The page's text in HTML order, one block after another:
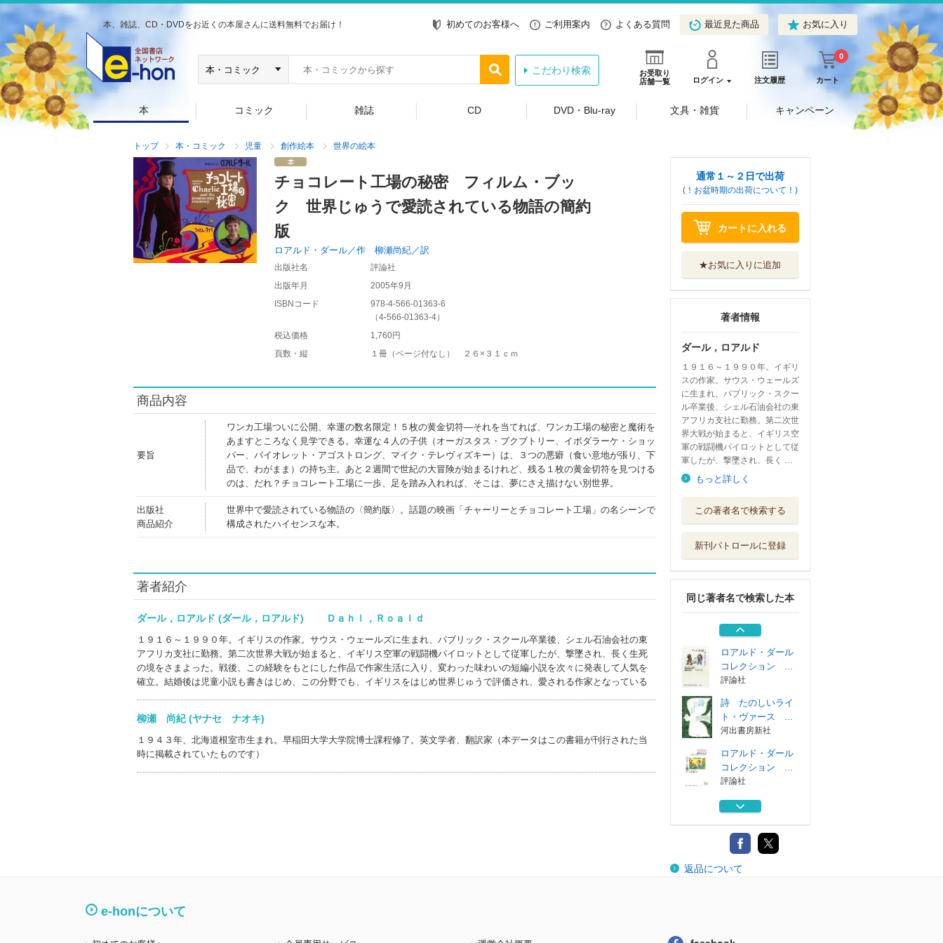
本、雑誌、CD・DVDをお近くの本屋さんに送料無料でお届け！ 初めてのお客様へ ご利用案内 よくある質問 最近見た商品 お気に入り
お受取り
店舗一覧
ログイン 注文履歴 カート
0
こだわり検索
本 コミック 雑誌 CD DVD・Blu-ray 文具・雑貨 キャンペーン
トップ 本・コミック 児童 創作絵本 世界の絵本
チョコレート工場の秘密 フィルム・ブッ
ク 世界じゅうで愛読されている物語の簡約
版
ロアルド・ダール／作 柳瀬尚紀／訳
出版社名
評論社
出版年月
2005年9月
ISBNコード
978-4-566-01363-6
（4-566-01363-4）
税込価格
1,760円
頁数・縦
１冊（ページ付なし） ２６×３１ｃｍ
商品内容
要旨
ワンカ工場ついに公開、幸運の数名限定！５枚の黄金切符―それを当てれば、ワンカ工場の秘密と魔術を
あますところなく見学できる。幸運な４人の子供（オーガスタス・ブクブトリー、イボダラーケ・ショッ
パー、バイオレット・アゴストロング、マイク・テレヴィズキー）は、３つの悪癖（食い意地が張り、下
品で、わがまま）の持ち主。あと２週間で世紀の大冒険が始まるけれど、残る１枚の黄金切符を見つける
のは、だれ？チョコレート工場に一歩、足を踏み入れれば、そこは、夢にさえ描けない別世界。
出版社
商品紹介
世界中で愛読されている物語の〈簡約版〉。話題の映画「チャーリーとチョコレート工場」の名シーンで
構成されたハイセンスな本。
著者紹介
ダール，ロアルド (ダール，ロアルド) Ｄａｈｌ，Ｒｏａｌｄ
１９１６～１９９０年。イギリスの作家。サウス・ウェールズに生まれ、パブリック・スクール卒業後、シェル石油会社の東
アフリカ支社に勤務。第二次世界大戦が始まると、イギリス空軍の戦闘機パイロットとして従軍したが、撃墜され、長く生死
の境をさまよった。戦後、この経験をもとにした作品で作家生活に入り、変わった味わいの短編小説を次々に発表して人気を
確立。結婚後は児童小説も書きはじめ、この分野でも、イギリスをはじめ世界じゅうで評価され、愛される作家となっている
柳瀬 尚紀 (ヤナセ ナオキ)
１９４３年、北海道根室市生まれ。早稲田大学大学院博士課程修了。英文学者、翻訳家（本データはこの書籍が刊行された当
時に掲載されていたものです）
通常１～２日で出荷
(！お盆時期の出荷について！)
カートに入れる
★お気に入りに追加
著者情報
ダール，ロアルド
１９１６～１９９０年。イギリ
スの作家。サウス・ウェールズ
に生まれ、パブリック・スクー
ル卒業後、シェル石油会社の東
アフリカ支社に勤務。第二次世
界大戦が始まると、イギリス空
軍の戦闘機パイロットとして従
軍したが、撃墜され、長く …
もっと詳しく
この著者名で検索する
新刊パトロールに登録
同じ著者名で検索した本
コレクション ...
フィネガンズ・ウ
河出書房新社
フィネガンズ・ウ
ェイク ３・４
河出書房新社
ロアルド・ダール
コレクション ...
評論社
詩 たのしいライ
ト・ヴァース ...
河出書房新社
ロアルド・ダール
コレクション ...
評論社
フィネガンズ・ウ
河出書房新社
フィネガンズ・ウ
ェイク ３・４
返品について
e-honについて